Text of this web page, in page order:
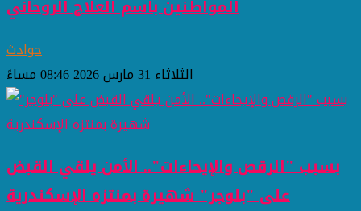
المواطنين باسم العلاج الروحاني
حوادث
الثلاثاء 31 مارس 2026 08:46 مساءً
بسبب "الرقص والإيحاءات".. الأمن يلقي القبض
على "بلوجر" شهيرة بمنتزه الإسكندرية